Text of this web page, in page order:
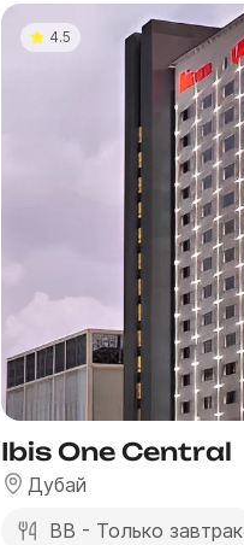
4.5
Ibis One Central
Дубай
BB - Только завтрак